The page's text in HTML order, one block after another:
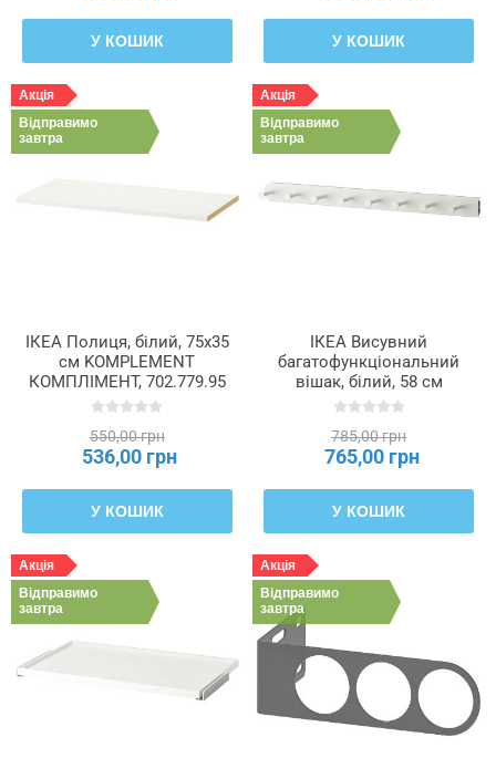
У КОШИК У КОШИК
Акція
Відправимо
завтра
ІКЕА Полиця, білий, 75x35
см KOMPLEMENT
КОМПЛІМЕНТ, 702.779.95
550,00 грн
536,00 грн
У КОШИК
Акція
Відправимо
завтра
ІКЕА Висувний
багатофункціональний
вішак, білий, 58 см
KOMPLEMENT
785,00 грн
765,00 грн
У КОШИК
Акція
Відправимо
завтра
Акція
Відправимо
завтра